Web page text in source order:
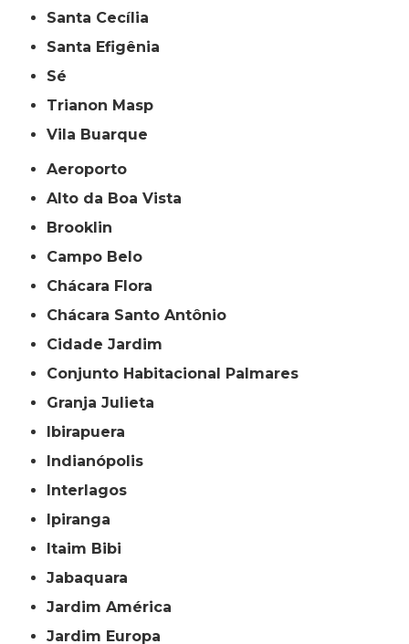
Santa Cecília
Santa Efigênia
Sé
Trianon Masp
Vila Buarque
Aeroporto
Alto da Boa Vista
Brooklin
Campo Belo
Chácara Flora
Chácara Santo Antônio
Cidade Jardim
Conjunto Habitacional Palmares
Granja Julieta
Ibirapuera
Indianópolis
Interlagos
Ipiranga
Itaim Bibi
Jabaquara
Jardim América
Jardim Europa